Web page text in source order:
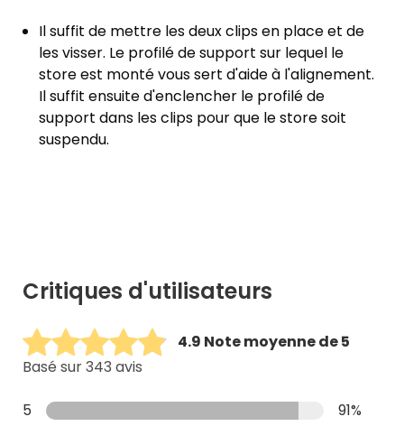
Il suffit de mettre les deux clips en place et de
les visser. Le profilé de support sur lequel le
store est monté vous sert d'aide à l'alignement.
Il suffit ensuite d'enclencher le profilé de
support dans les clips pour que le store soit
suspendu.
Critiques d'utilisateurs
4.9 Note moyenne de 5
Basé sur 343 avis
5
91%